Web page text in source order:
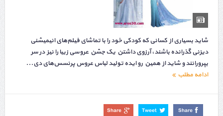
شاید بسیاری از کسانی که کودکی خود را با تماشای فیلم‌های انیمیشنی
دیزنی گذرانده باشند، آرزوی داشتن یک جشن عروسی زیبا را نیز در سر
بپرورانند و شاید از همین رو ایده تولید لباس عروس پرنسس‌های دی...
ادامه مطلب
Share
Tweet
Share